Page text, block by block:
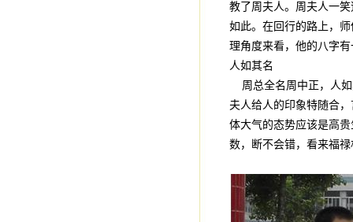
教了周夫人。周夫人一
如此。在回行的路上，
理角度来看，他的八字
人如其名
周总全名周中正，人如
夫人给人的印象特随合
体大气的态势应该是高
数，断不会错，看来福